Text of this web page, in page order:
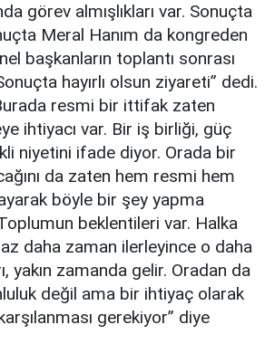
görev almışlıkları var. Sonuçta
Meral Hanım da kongreden
başkanların toplantı sonrası
hayırlı olsun ziyareti” dedi.
resmi bir ittifak zaten
ihtiyacı var. Bir iş birliği, güç
niyetini ifade diyor. Orada bir
da zaten hem resmi hem
böyle bir şey yapma
beklentileri var. Halka
daha zaman ilerleyince o daha
yakın zamanda gelir. Oradan da
değil ama bir ihtiyaç olarak
gerekiyor” diye